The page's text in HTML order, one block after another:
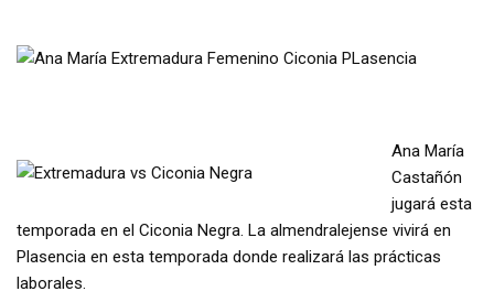
Ana María
Castañón
jugará esta
temporada en el Ciconia Negra. La almendralejense vivirá en
Plasencia en esta temporada donde realizará las prácticas
laborales.